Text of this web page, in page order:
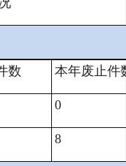
数 本年废止件
0
8